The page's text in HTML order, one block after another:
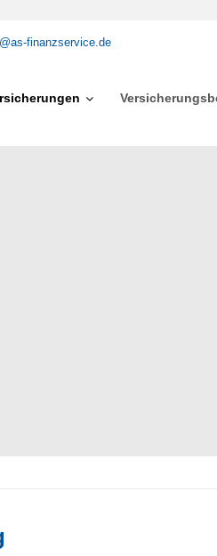
finanzservice.de